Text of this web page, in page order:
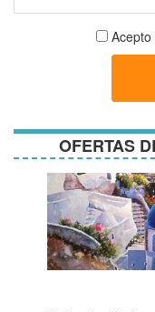
Aceptar
términos
Acepto
OFERTAS